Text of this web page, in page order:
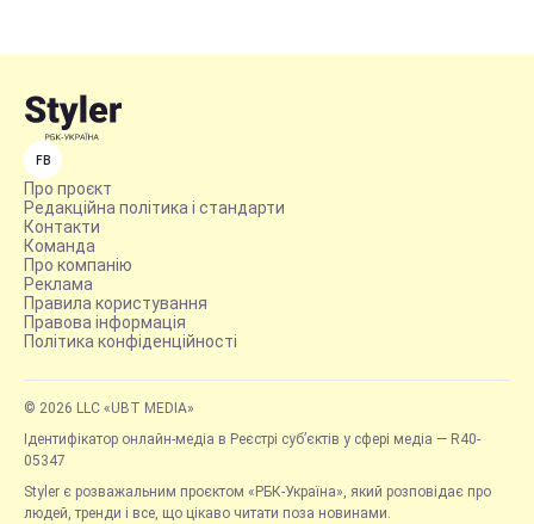
FB
Про проєкт
Редакційна політика і стандарти
Контакти
Команда
Про компанію
Реклама
Правила користування
Правова інформація
Політика конфіденційності
© 2026 LLC «UBT MEDIA»
Ідентифікатор онлайн-медіа в Реєстрі суб’єктів у сфері медіа — R40-
05347
Styler є розважальним проєктом «РБК-Україна», який розповідає про
людей, тренди і все, що цікаво читати поза новинами.